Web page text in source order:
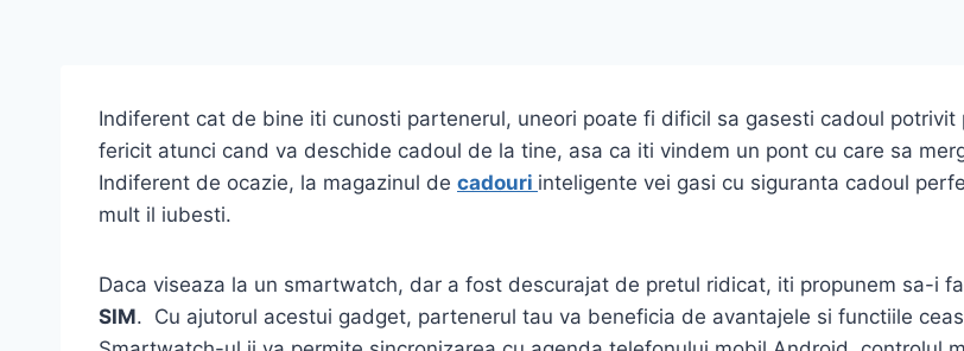
Indiferent cat de bine iti cunosti partenerul, uneori poate fi dificil sa gasesti cadoul
fericit atunci cand va deschide cadoul de la tine, asa ca iti vindem un pont cu care sa
Indiferent de ocazie, la magazinul de cadouri inteligente vei gasi cu siguranta cadoul
mult il iubesti.
Daca viseaza la un smartwatch, dar a fost descurajat de pretul ridicat, iti propunem sa-i
SIM. Cu ajutorul acestui gadget, partenerul tau va beneficia de avantajele si functiile